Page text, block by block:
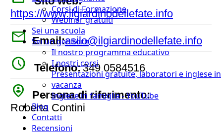
Corsi di Formazione
Webinar gratuiti
Sei una scuola
Sei un genitore
Il nostro programma educativo
I nostri corsi
Presentazioni gratuite, laboratori e inglese in
vacanza
Inglese in famiglia - YouTube
Blog
Contatti
Recensioni
https://www.ilgiardinodellefate.info
mail Email:asilo@ilgiardinodellefate.info
watch_later Telefono:349 0584516
person_pin_circle
Persona di riferimento:
Roberta Contini